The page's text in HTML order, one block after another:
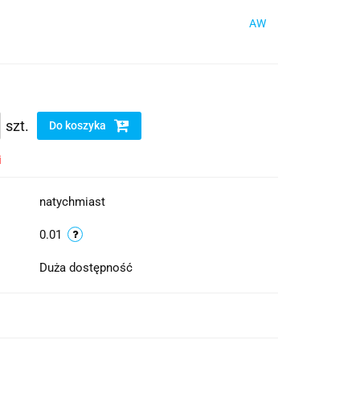
AW
szt. Do koszyka
natychmiast
0.01
Duża dostępność